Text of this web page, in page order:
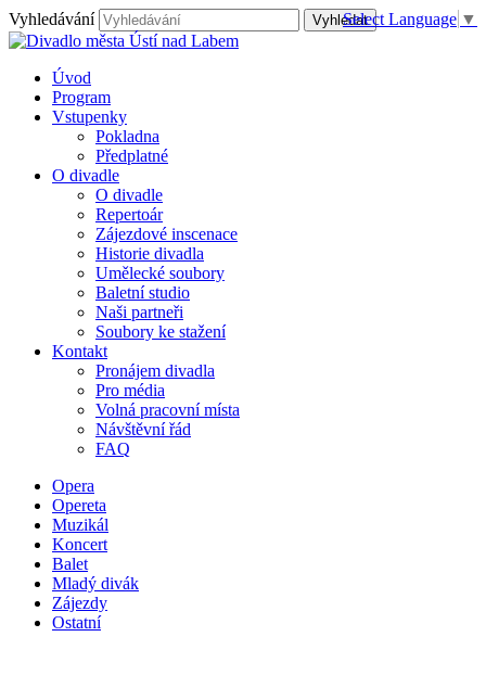
Vyhledávání
Úvod
Program
Vstupenky
Pokladna
Předplatné
O divadle
O divadle
Repertoár
Zájezdové inscenace
Historie divadla
Umělecké soubory
Baletní studio
Naši partneři
Soubory ke stažení
Kontakt
Pronájem divadla
Pro média
Volná pracovní místa
Návštěvní řád
FAQ
Select Language ▼
Opera
Opereta
Muzikál
Koncert
Balet
Mladý divák
Zájezdy
Ostatní